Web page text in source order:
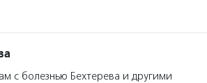
с болезнью Бехтерева и другими